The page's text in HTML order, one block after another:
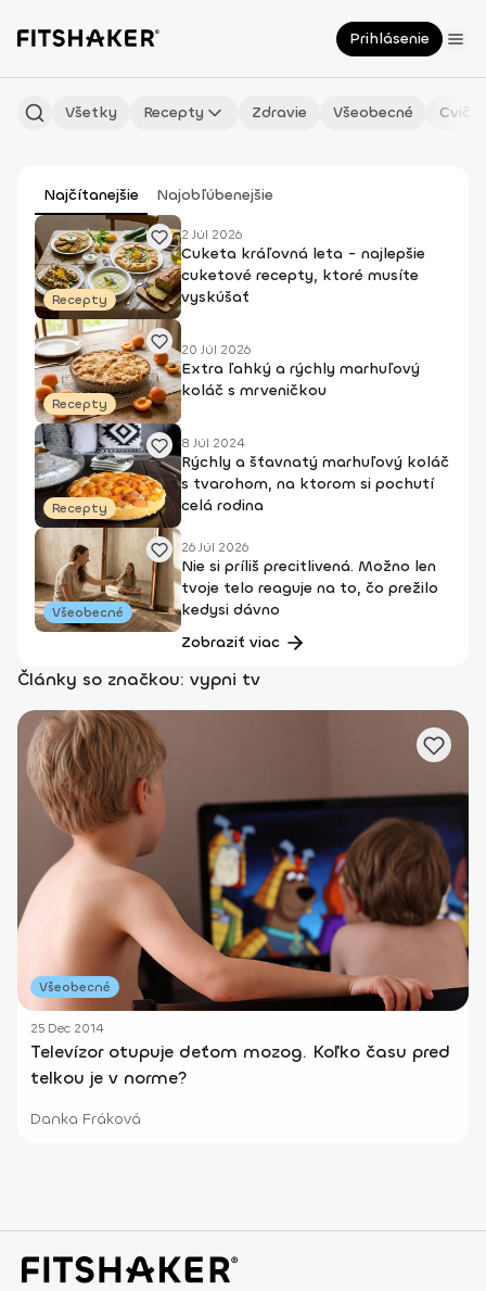
Prihlásenie
Všetky Recepty Zdravie Všeobecné
Najčítanejšie Najobľúbenejšie
Recepty
2 Júl 2026
Cuketa kráľovná leta - najlepšie
cuketové recepty, ktoré musíte
vyskúšať
Recepty
20 Júl 2026
Extra ľahký a rýchly marhuľový
koláč s mrveničkou
Recepty
8 Júl 2024
Rýchly a šťavnatý marhuľový koláč
s tvarohom, na ktorom si pochutí
celá rodina
Všeobecné
26 Júl 2026
Nie si príliš precitlivená. Možno len
tvoje telo reaguje na to, čo prežilo
kedysi dávno
Zobraziť viac
Články so značkou: vypni tv
Všeobecné
25 Dec 2014
Televízor otupuje deťom mozog. Koľko času pred
telkou je v norme?
Danka Fráková